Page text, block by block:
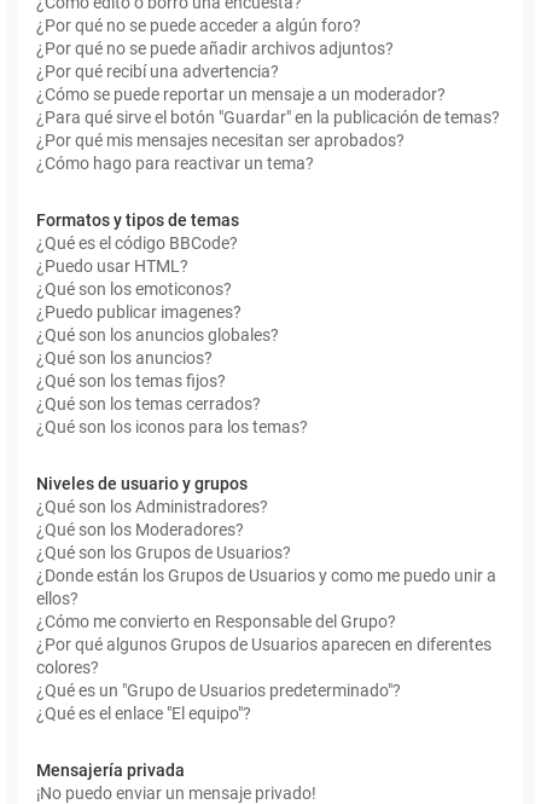
¿Por qué no se puede acceder a algún foro?
¿Por qué no se puede añadir archivos adjuntos?
¿Por qué recibí una advertencia?
¿Cómo se puede reportar un mensaje a un moderador?
¿Para qué sirve el botón "Guardar" en la publicación de temas?
¿Por qué mis mensajes necesitan ser aprobados?
¿Cómo hago para reactivar un tema?
Formatos y tipos de temas
¿Qué es el código BBCode?
¿Puedo usar HTML?
¿Qué son los emoticonos?
¿Puedo publicar imagenes?
¿Qué son los anuncios globales?
¿Qué son los anuncios?
¿Qué son los temas fijos?
¿Qué son los temas cerrados?
¿Qué son los iconos para los temas?
Niveles de usuario y grupos
¿Qué son los Administradores?
¿Qué son los Moderadores?
¿Qué son los Grupos de Usuarios?
¿Donde están los Grupos de Usuarios y como me puedo unir a
ellos?
¿Cómo me convierto en Responsable del Grupo?
¿Por qué algunos Grupos de Usuarios aparecen en diferentes
colores?
¿Qué es un "Grupo de Usuarios predeterminado"?
¿Qué es el enlace "El equipo"?
Mensajería privada
¡No puedo enviar un mensaje privado!